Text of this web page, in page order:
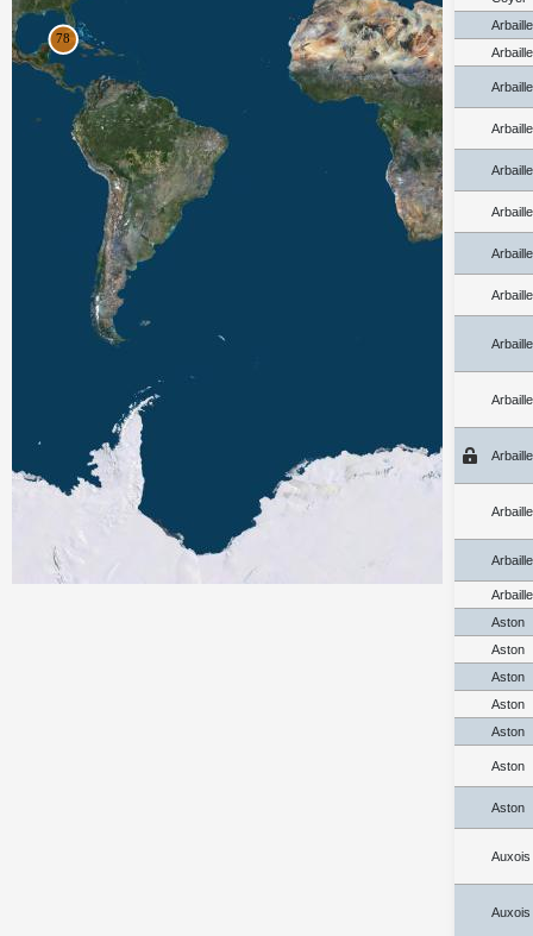
Aston
Aston
Aston
Aston
Aston
Aston
Aston
Auxois
Auxois